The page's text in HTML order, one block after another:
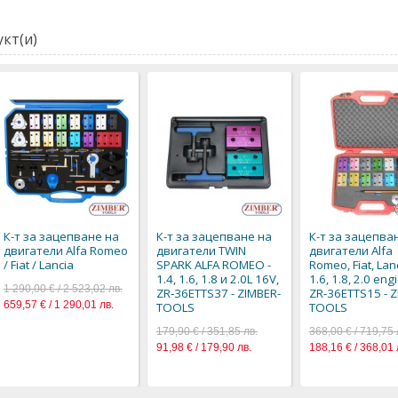
К-т за зацепване на
двигатели Alfa Romeo
/ Fiat / Lancia
1 290,00 € / 2 523,02 лв.
659,57 € / 1 290,01 лв.
К-т за зацепване на
двигатели TWIN
SPARK ALFA ROMEO -
1.4, 1.6, 1.8 и 2.0L 16V,
ZR-36ETTS37 - ZIMBER-
TOOLS
179,90 € / 351,85 лв.
91,98 € / 179,90 лв.
К-т за
двигатели Alfa
Romeo, Fiat,
1.6, 1.8, 2.0
ZR-36ETTS15 -
TOOLS
368,00 € / 719,75
188,16 € / 368,01